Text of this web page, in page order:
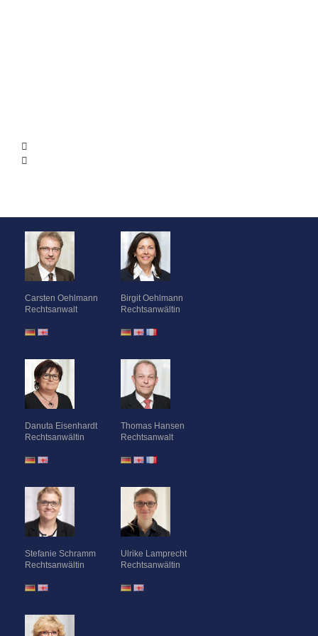
Carsten Oehlmann
Birgit Oehlmann
Danuta Eisenhardt
Thomas Hansen
Stefanie Schramm
Ulrike Lamprecht